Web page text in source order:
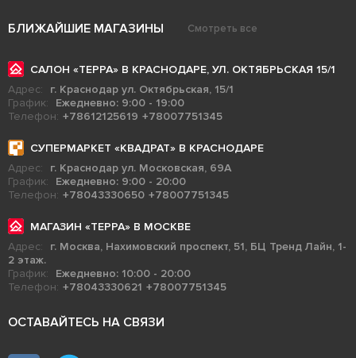
БЛИЖАЙШИЕ МАГАЗИНЫ Смотреть все
САЛОН «ТЕРРА» В КРАСНОДАРЕ, УЛ. ОКТЯБРЬСКАЯ 15/1
Адрес:
г. Краснодар ул. Октябрьская, 15/1
График:
Ежедневно: 9:00 - 19:00
Телефон: +78612125619 +78007751345
СУПЕРМАРКЕТ «КВАДРАТ» В КРАСНОДАРЕ
Адрес:
г. Краснодар ул. Московская, 69А
График:
Ежедневно: 9:00 - 20:00
Телефон: +78043330650 +78007751345
МАГАЗИН «ТЕРРА» В МОСКВЕ
Адрес:
г. Москва, Нахимовский проспект, 51, БЦ Тренд Лайн, 1-
2 этаж.
График:
Ежедневно: 10:00 - 20:00
Телефон: +78043330621 +78007751345
ОСТАВАЙТЕСЬ НА СВЯЗИ